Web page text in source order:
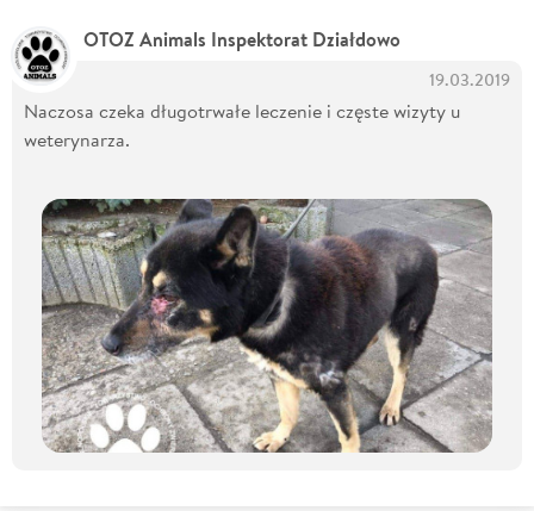
OTOZ Animals Inspektorat Działdowo
19.03.2019
Naczosa czeka długotrwałe leczenie i częste wizyty u
weterynarza.